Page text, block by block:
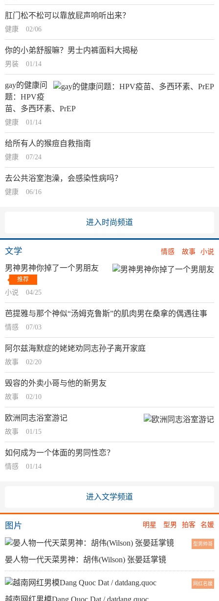
肛门松不松可以靠放屁声响听出来？
健康 02/06
你的小弟舒服嘛？男士内裤面料大揭秘
男装 01/14
gay的健康问
题：HPV疫
苗、多西环素、PrEP
健康 01/14
给所有人的猴痘自救指南
健康 07/24
去公共浴室泡澡，会感染性病吗？
健康 06/16
进入时尚频道
文学 情感 故事 小说
男神男神你掉了一个男朋友
推荐
小说 04/25
芭提雅与那个神似“汤姆克鲁斯”的肌肉男在桑拿的偶遇往事
情感 07/03
阿尔兹海默症的姥姥劝同志孙子离开家庭
故事 02/20
毁容的外卖小哥与他的新男友
故事 02/10
欧洲同志浴室游记
故事 01/15
如何成为一个体面的男同性恋？
情感 01/14
进入文学频道
图片 明星 型男 拍客 名媛
型男帅哥
晏人物一代天菜男神：胡伟(Wilson) 张晏廷掌镜
网红名媛
越南网红男模Dang Quoc Dat / datdang.quoc